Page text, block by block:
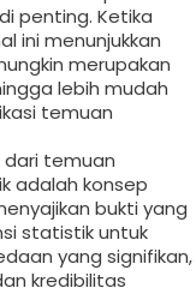
penting. Ketika
ini menunjukkan
merupakan
lebih mudah
temuan
dari temuan
adalah konsep
bukti yang
statistik untuk
yang signifikan,
kredibilitas